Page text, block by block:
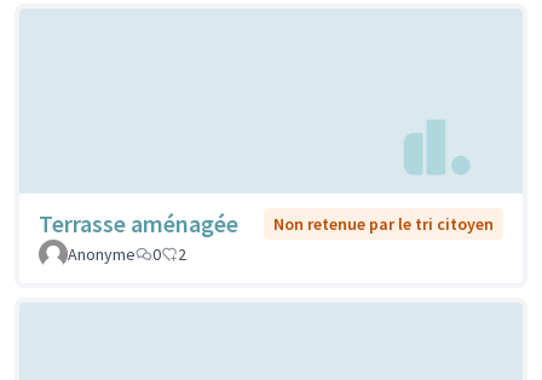
Terrasse aménagée
Non retenue par le tri citoyen
Anonyme
0 2